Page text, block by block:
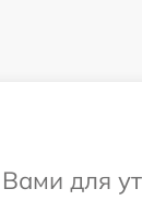
для